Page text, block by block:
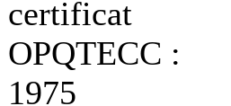
certificat
OPQTECC :
1975